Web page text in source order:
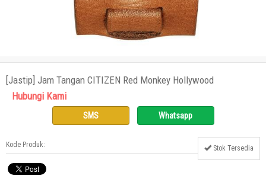
[Jastip] Jam Tangan CITIZEN Red Monkey Hollywood
Hubungi Kami
SMS Whatsapp
Kode Produk: Stok Tersedia